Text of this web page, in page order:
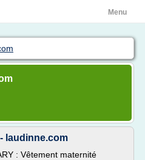
Menu
laudinne.com
: Vêtement maternité